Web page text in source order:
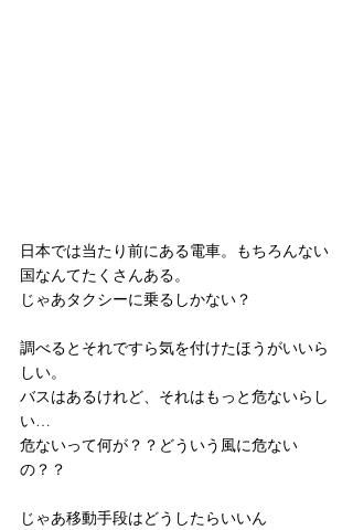
日本では当たり前にある電車。もちろんない
国なんてたくさんある。
じゃあタクシーに乗るしかない？
調べるとそれですら気を付けたほうがいいら
しい。
バスはあるけれど、それはもっと危ないらし
い…
危ないって何が？？どういう風に危ない
の？？
じゃあ移動手段はどうしたらいいん